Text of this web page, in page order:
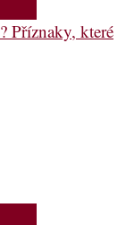
Příznaky, které